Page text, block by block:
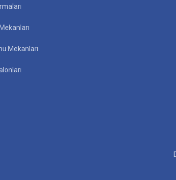
Mekanları